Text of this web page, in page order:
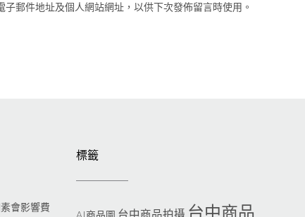
子郵件地址及個人網站網址，以供下次發佈留言時使用。
會影響費
標籤
AI商品圖 台中商品拍攝 台中商品